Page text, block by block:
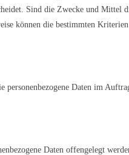
Sind die Zwecke und Mittel
können die bestimmten
Daten im
Daten offengelegt